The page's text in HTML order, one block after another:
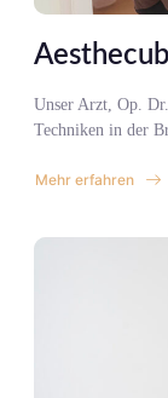
Unser Arzt, Op.
Techniken in der
Mehr erfahren
about
Presse!